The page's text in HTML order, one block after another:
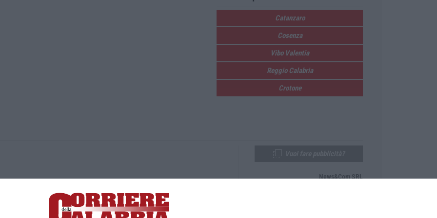
Catanzaro
Cosenza
Vibo Valentia
Reggio Calabria
Crotone
Lamezia Terme (CZ)
responsabile Paola Militano |Privacy
News&Com SRL